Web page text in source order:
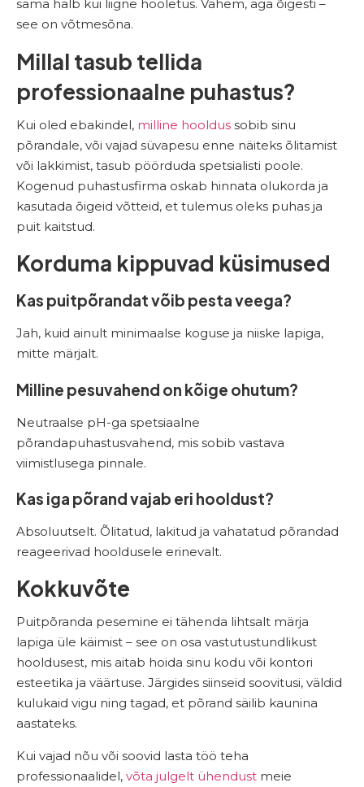
sama halb kui liigne hooletus. Vähem, aga õigesti –
see on võtmesõna.
Millal tasub tellida
professionaalne puhastus?
Kui oled ebakindel, milline hooldus sobib sinu
põrandale, või vajad süvapesu enne näiteks õlitamist
või lakkimist, tasub pöörduda spetsialisti poole.
Kogenud puhastusfirma oskab hinnata olukorda ja
kasutada õigeid võtteid, et tulemus oleks puhas ja
puit kaitstud.
Korduma kippuvad küsimused
Kas puitpõrandat võib pesta veega?
Jah, kuid ainult minimaalse koguse ja niiske lapiga,
mitte märjalt.
Milline pesuvahend on kõige ohutum?
Neutraalse pH-ga spetsiaalne
põrandapuhastusvahend, mis sobib vastava
viimistlusega pinnale.
Kas iga põrand vajab eri hooldust?
Absoluutselt. Õlitatud, lakitud ja vahatatud põrandad
reageerivad hooldusele erinevalt.
Kokkuvõte
Puitpõranda pesemine ei tähenda lihtsalt märja
lapiga üle käimist – see on osa vastutustundlikust
hooldusest, mis aitab hoida sinu kodu või kontori
esteetika ja väärtuse. Järgides siinseid soovitusi, väldid
kulukaid vigu ning tagad, et põrand säilib kaunina
aastateks.
Kui vajad nõu või soovid lasta töö teha
professionaalidel, võta julgelt ühendust meie